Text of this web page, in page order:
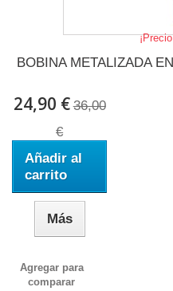
BOBINA METALIZADA
24,90 € 36,00
€
Añadir al
carrito
Más
Agregar para
comparar